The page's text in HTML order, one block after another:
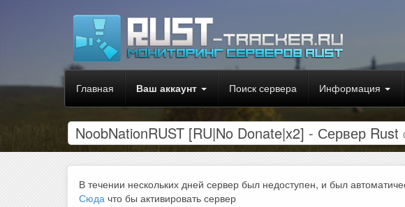
Главная Ваш аккаунт Поиск сервера Информация
NoobNationRUST [RU|No Donate|x2] - Сервер Rust
В течении нескольких дней сервер был недоступен, и был
Сюда что бы активировать сервер